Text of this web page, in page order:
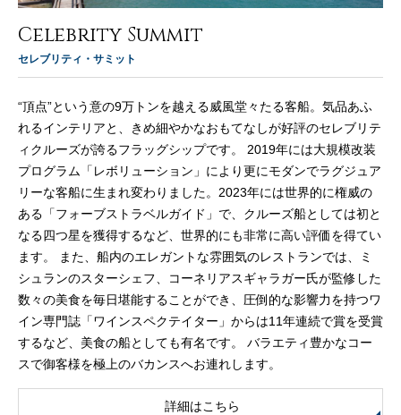
Celebrity Summit
セレブリティ・サミット
“頂点”という意の9万トンを越える威風堂々たる客船。気品あふ
れるインテリアと、きめ細やかなおもてなしが好評のセレブリテ
ィクルーズが誇るフラッグシップです。 2019年には大規模改装
プログラム「レボリューション」により更にモダンでラグジュア
リーな客船に生まれ変わりました。2023年には世界的に権威の
ある「フォーブストラベルガイド」で、クルーズ船としては初と
なる四つ星を獲得するなど、世界的にも非常に高い評価を得てい
ます。 また、船内のエレガントな雰囲気のレストランでは、ミ
シュランのスターシェフ、コーネリアスギャラガー氏が監修した
数々の美食を毎日堪能することができ、圧倒的な影響力を持つワ
イン専門誌「ワインスペクテイター」からは11年連続で賞を受賞
するなど、美食の船としても有名です。 バラエティ豊かなコー
スで御客様を極上のバカンスへお連れします。
詳細はこちら